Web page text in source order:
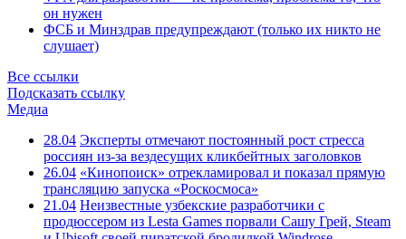
он нужен
ФСБ и Минздрав предупреждают (только их никто не
слушает)
Все ссылки
Подсказать ссылку
Медиа
28.04 Эксперты отмечают постоянный рост стресса
россиян из-за вездесущих кликбейтных заголовков
26.04 «Кинопоиск» отрекламировал и показал прямую
трансляцию запуска «Роскосмоса»
21.04 Неизвестные узбекские разработчики с
продюссером из Lesta Games порвали Сашу Грей, Steam